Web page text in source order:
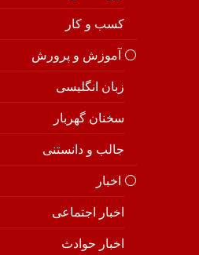
کسب و کار
⚪️ آموزش و پرورش
زبان انگلیسی
سخنان گهربار
جالب و دانستنی
⚪️ اخبار
اخبار اجتماعی
اخبار حوادث